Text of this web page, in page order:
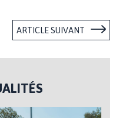
ARTICLE SUIVANT